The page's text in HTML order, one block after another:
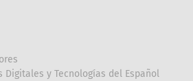
Digitales y Tecnologías del Español